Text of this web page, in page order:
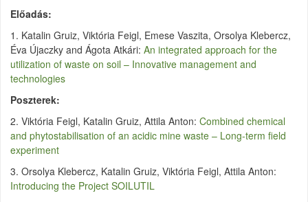
Előadás:
1. Katalin Gruiz, Viktória Feigl, Emese Vaszita, Orsolya Klebercz,
Éva Újaczky and Ágota Atkári: An integrated approach for the
utilization of waste on soil – Innovative management and
technologies
Poszterek:
2. Viktória Feigl, Katalin Gruiz, Attila Anton: Combined chemical
and phytostabilisation of an acidic mine waste – Long-term field
experiment
3. Orsolya Klebercz, Katalin Gruiz, Viktória Feigl, Attila Anton:
Introducing the Project SOILUTIL